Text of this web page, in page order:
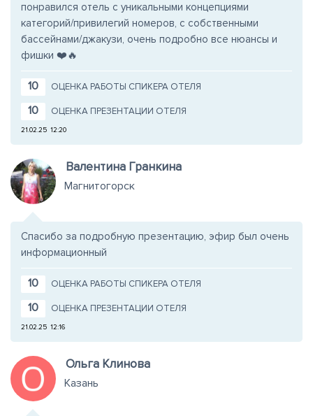
понравился отель с уникальными концепциями
категорий/привилегий номеров, с собственными
бассейнами/джакузи, очень подробно все нюансы и
фишки ❤️🔥
10 ОЦЕНКА РАБОТЫ СПИКЕРА ОТЕЛЯ
10 ОЦЕНКА ПРЕЗЕНТАЦИИ ОТЕЛЯ
12:20
21.02.25
Валентина Гранкина
Магнитогорск
Спасибо за подробную презентацию, эфир был очень
информационный
10 ОЦЕНКА РАБОТЫ СПИКЕРА ОТЕЛЯ
10 ОЦЕНКА ПРЕЗЕНТАЦИИ ОТЕЛЯ
12:16
21.02.25
Ольга Клинова
Казань